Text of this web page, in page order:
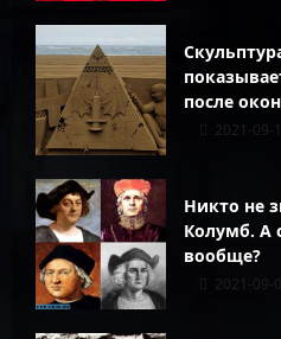
после
2021-09-
Никто не
Колумб. А
вообще?
2021-09-